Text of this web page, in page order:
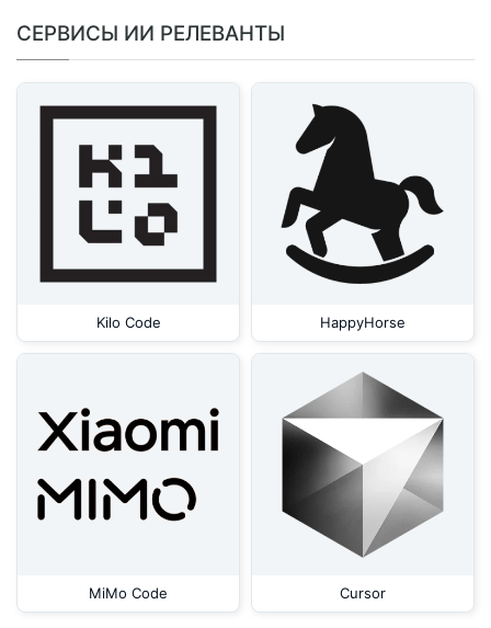
СЕРВИСЫ ИИ РЕЛЕВАНТЫ
Kilo Code HappyHorse
MiMo Code Cursor